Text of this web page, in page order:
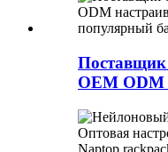
Поставщик
OEM ODM